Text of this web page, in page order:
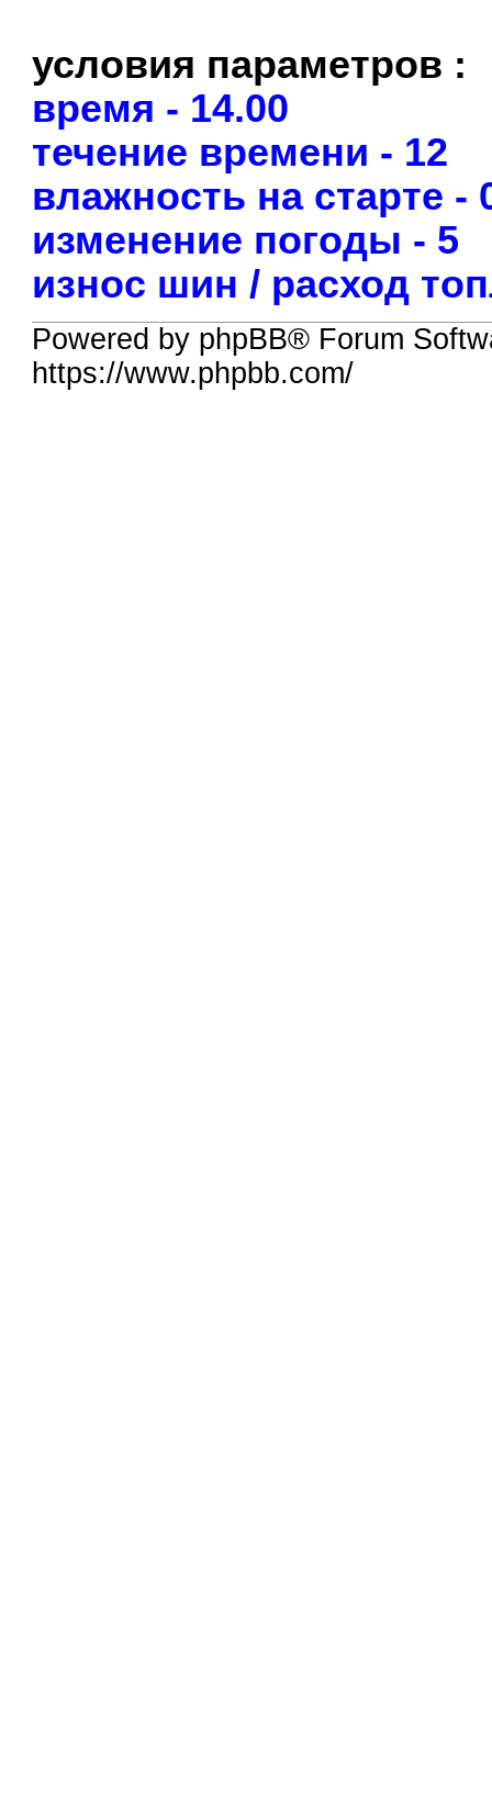
условия параметров :
время - 14.00
течение времени - 12
влажность на старте -
изменение погоды - 5
износ шин / расход
Powered by phpBB® Forum
https://www.phpbb.com/